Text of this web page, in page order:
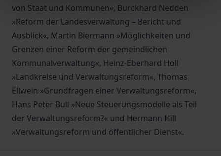
von Staat und Kommunen«, Burckhard Nedden
»Reform der Landesverwaltung – Bericht und
Ausblick«, Martin Biermann »Möglichkeiten und
Grenzen einer Reform der gemeindlichen
Kommunalverwaltung«, Heinz-Eberhard Holl
»Landkreise und Verwaltungsreform«, Thomas
Ellwein »Grundfragen einer Verwaltungsreform«,
Hans Peter Bull »Neue Steuerungsmodelle als Teil
der Verwaltungsreform?« und Hermann Hill
»Verwaltungsreform und öffentlicher Dienst«.